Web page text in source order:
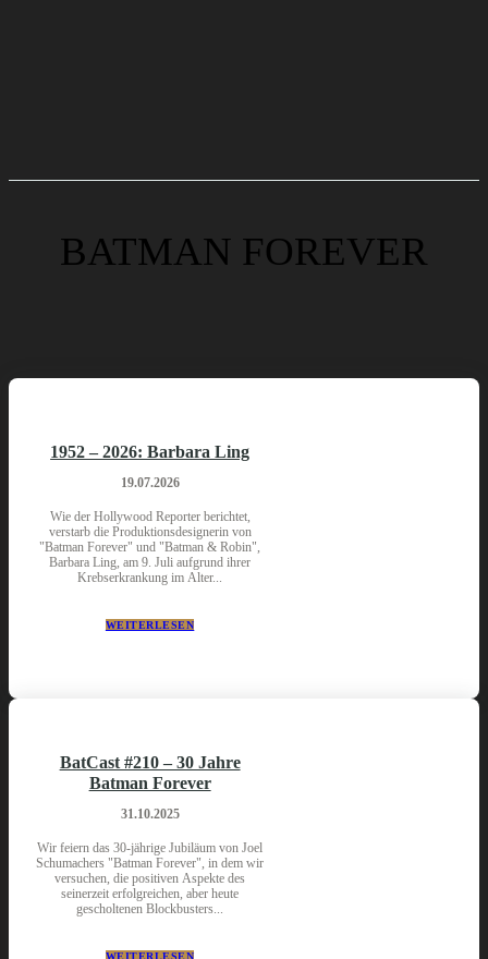
BATMAN FOREVER
1952 – 2026: Barbara Ling
19.07.2026
Wie der Hollywood Reporter berichtet,
verstarb die Produktionsdesignerin von
"Batman Forever" und "Batman & Robin",
Barbara Ling, am 9. Juli aufgrund ihrer
Krebserkrankung im Alter...
WEITERLESEN
BatCast #210 – 30 Jahre
Batman Forever
31.10.2025
Wir feiern das 30-jährige Jubiläum von Joel
Schumachers "Batman Forever", in dem wir
versuchen, die positiven Aspekte des
seinerzeit erfolgreichen, aber heute
gescholtenen Blockbusters...
WEITERLESEN